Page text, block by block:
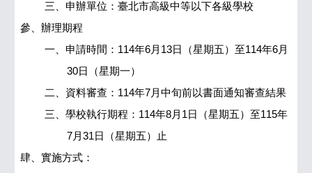
三、申辦單位：臺北市高級中等以下各級學校
參、辦理期程
一、申請時間：114年6月13日（星期五）至114年6月
30日（星期一）
二、資料審查：114年7月中旬前以書面通知審查結果
三、學校執行期程：114年8月1日（星期五）至115年
7月31日（星期五）止
肆、實施方式：